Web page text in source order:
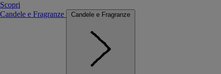
Scopri
Candele e Fragranze
Candele e Fragranze